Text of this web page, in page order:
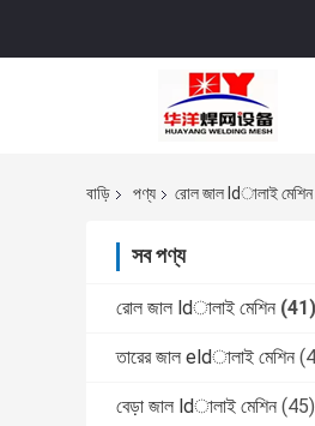
বাড়ি পণ্য রোল জাল ldালাই মেশিন
সব পণ্য
রোল জাল ldালাই মেশিন (41)
তারের জাল eldালাই মেশিন
বেড়া জাল ldালাই মেশিন (45)